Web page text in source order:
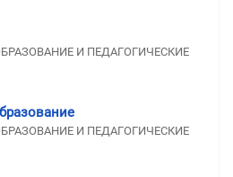
И ПЕДАГОГИЧЕСКИЕ
И ПЕДАГОГИЧЕСКИЕ